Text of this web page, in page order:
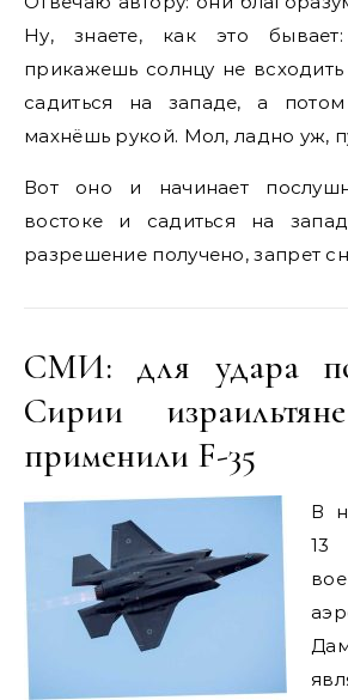
Ну, знаете, как это бывает:
прикажешь солнцу не
садиться на западе, а
махнёшь рукой. Мол, ладно уж,
Вот оно и начинает
востоке и садиться на
разрешение получено, запрет
СМИ: для удара
Сирии
применили F-35
В